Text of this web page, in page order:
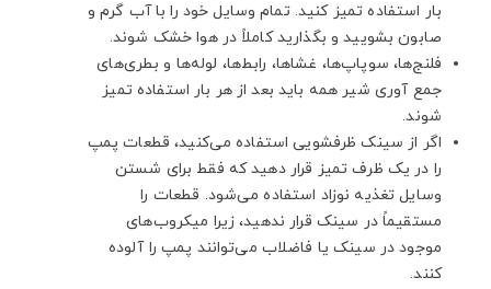
بار استفاده تمیز کنید. تمام وسایل خود را با آب گرم و
صابون بشویید و بگذارید کاملاً در هوا خشک شوند.
فلنج‌ها، سوپاپ‌ها، غشاها، رابط‌ها، لوله‌ها و بطری‌های
جمع آوری شیر همه باید بعد از هر بار استفاده تمیز
شوند.
اگر از سینک ظرفشویی استفاده می‌کنید، قطعات پمپ
را در یک ظرف تمیز قرار دهید که فقط برای شستن
وسایل تغذیه نوزاد استفاده می‌شود. قطعات را
مستقیماً در سینک قرار ندهید، زیرا میکروب‌های
موجود در سینک یا فاضلاب می‌توانند پمپ را آلوده
کنند.